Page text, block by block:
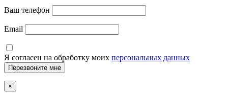
Ваш телефон
Email
Я согласен на обработку моих персональных данных
×